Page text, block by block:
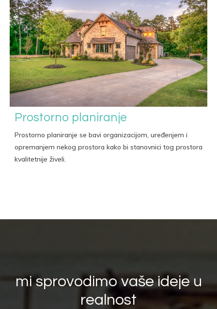
Prostorno planiranje
Prostorno planiranje se bavi organizacijom, uređenjem i
opremanjem nekog prostora kako bi stanovnici tog prostora
kvalitetnije živeli.
mi sprovodimo vaše ideje u
realnost